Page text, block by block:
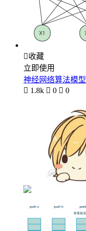
收藏
立即使用
神经网络算法模型
 1.8k  0  0